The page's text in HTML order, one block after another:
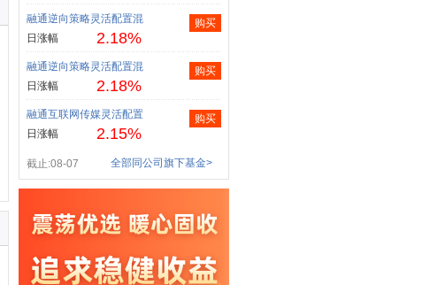
融通逆向策略灵活配置混
日涨幅
2.18%
购买
融通逆向策略灵活配置混
日涨幅
2.18%
购买
融通互联网传媒灵活配置
日涨幅
2.15%
购买
截止:08-07 全部同公司旗下基金>